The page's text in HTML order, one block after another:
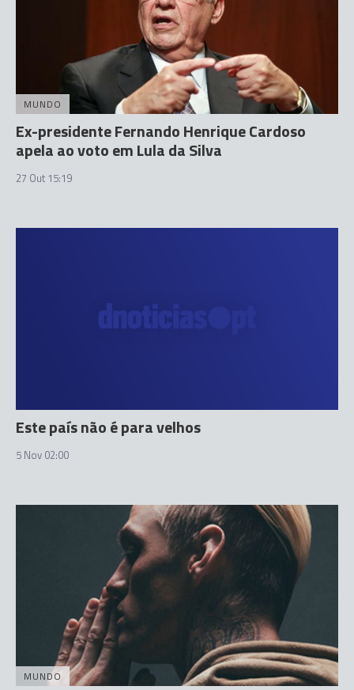
MUNDO
Ex-presidente Fernando Henrique Cardoso
apela ao voto em Lula da Silva
27 Out 15:19
Este país não é para velhos
5 Nov 02:00
MUNDO